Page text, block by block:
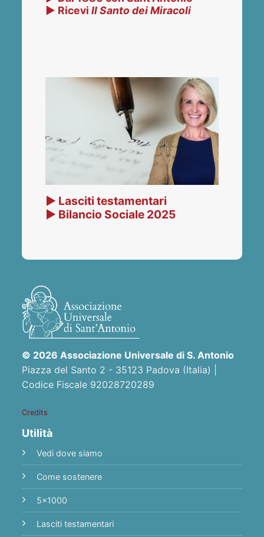
▶ RiceviIl Santo dei Miracoli
▶ Lasciti testamentari
▶ Bilancio Sociale 2025
© 2026 Associazione Universale di S. Antonio
Piazza del Santo 2 - 35123 Padova (Italia) |
Codice Fiscale 92028720289
Credits
Utilità
Vedi dove siamo
Come sostenere
5x1000
Lasciti testamentari